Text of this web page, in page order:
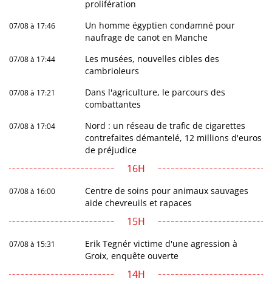
prolifération
07/08 à 17:46
Un homme égyptien condamné pour
naufrage de canot en Manche
07/08 à 17:44
Les musées, nouvelles cibles des
cambrioleurs
07/08 à 17:21
Dans l'agriculture, le parcours des
combattantes
07/08 à 17:04
Nord : un réseau de trafic de cigarettes
contrefaites démantelé, 12 millions d'euros
de préjudice
16H
07/08 à 16:00
Centre de soins pour animaux sauvages
aide chevreuils et rapaces
15H
07/08 à 15:31
Erik Tegnér victime d'une agression à
Groix, enquête ouverte
14H